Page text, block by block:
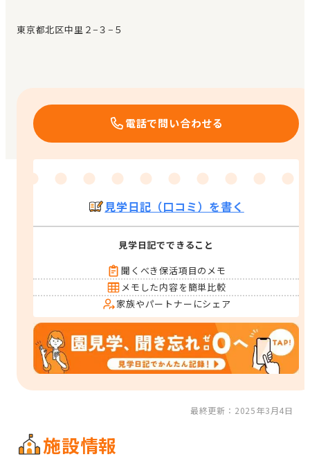
エンクルの特徴と活用方法
東京都北区中里２−３−５
電話で問い合わせる
見学日記（口コミ）を書く
見学日記でできること
聞くべき保活項目のメモ
メモした内容を簡単比較
家族やパートナーにシェア
最終更新：2025年3月4日
施設情報